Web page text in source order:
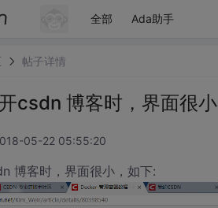
全部 Ada助手
帖子详情
csdn 博客时，界面很小
05-22 05:55:20
博客时，界面很小，如下: